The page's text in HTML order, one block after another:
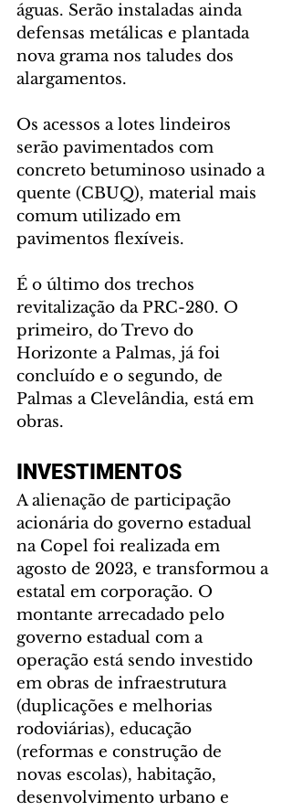
águas. Serão instaladas ainda
defensas metálicas e plantada
nova grama nos taludes dos
alargamentos.
Os acessos a lotes lindeiros
serão pavimentados com
concreto betuminoso usinado a
quente (CBUQ), material mais
comum utilizado em
pavimentos flexíveis.
É o último dos trechos
revitalização da PRC-280. O
primeiro, do Trevo do
Horizonte a Palmas, já foi
concluído e o segundo, de
Palmas a Clevelândia, está em
obras.
INVESTIMENTOS
A alienação de participação
acionária do governo estadual
na Copel foi realizada em
agosto de 2023, e transformou a
estatal em corporação. O
montante arrecadado pelo
governo estadual com a
operação está sendo investido
em obras de infraestrutura
(duplicações e melhorias
rodoviárias), educação
(reformas e construção de
novas escolas), habitação,
desenvolvimento urbano e